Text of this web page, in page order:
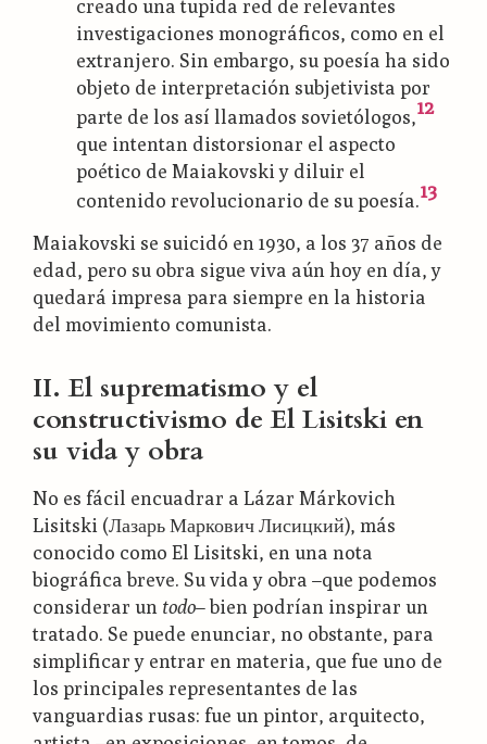
creado una tupida red de relevantes
investigaciones monográficos, como en el
extranjero. Sin embargo, su poesía ha sido
objeto de interpretación subjetivista por
parte de los así llamados sovietólogos,12
que intentan distorsionar el aspecto
poético de Maiakovski y diluir el
contenido revolucionario de su poesía.13
Maiakovski se suicidó en 1930, a los 37 años de
edad, pero su obra sigue viva aún hoy en día, y
quedará impresa para siempre en la historia
del movimiento comunista.
II. El suprematismo y el
constructivismo de El Lisitski en
su vida y obra
No es fácil encuadrar a Lázar Márkovich
Lisitski (Лазарь Маркович Лисицкий), más
conocido como El Lisitski, en una nota
biográfica breve. Su vida y obra –que podemos
considerar un todo– bien podrían inspirar un
tratado. Se puede enunciar, no obstante, para
simplificar y entrar en materia, que fue uno de
los principales representantes de las
vanguardias rusas: fue un pintor, arquitecto,